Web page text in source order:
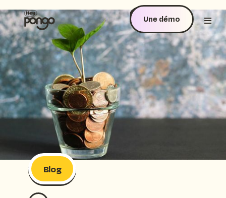
Une démo
Blog